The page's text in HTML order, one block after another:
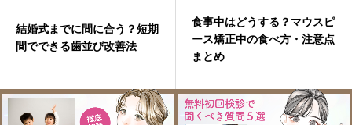
結婚式までに間に合う？短期
間でできる歯並び改善法
食事中はどうする？マウスピ
ース矯正中の食べ方・注意点
まとめ